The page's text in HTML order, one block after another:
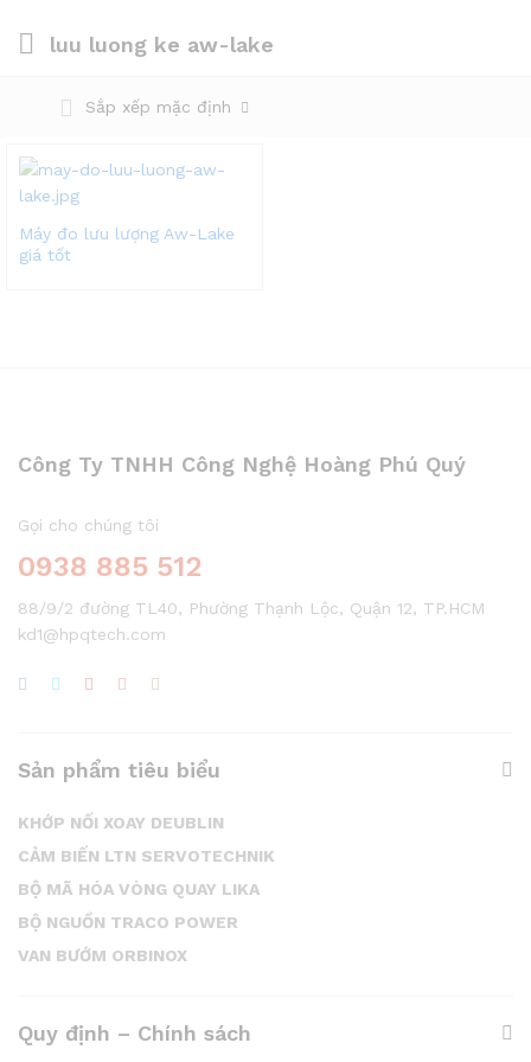
luu luong ke aw-lake
Sắp xếp mặc định
Máy đo lưu lượng Aw-Lake
giá tốt
Công Ty TNHH Công Nghệ Hoàng Phú Quý
Gọi cho chúng tôi
0938 885 512
88/9/2 đường TL40, Phường Thạnh Lộc, Quận 12, TP.HCM
kd1@hpqtech.com
Sản phẩm tiêu biểu
KHỚP NỐI XOAY DEUBLIN
CẢM BIẾN LTN SERVOTECHNIK
BỘ MÃ HÓA VÒNG QUAY LIKA
BỘ NGUỒN TRACO POWER
VAN BƯỚM ORBINOX
Quy định – Chính sách